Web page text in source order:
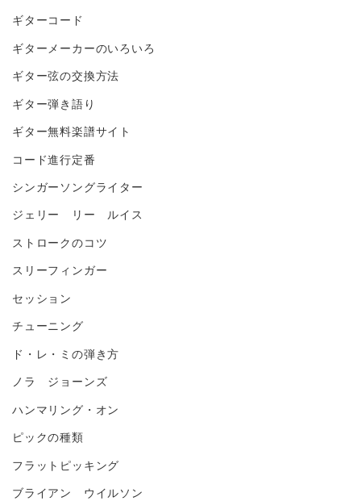
ギターコード
ギターメーカーのいろいろ
ギター弦の交換方法
ギター弾き語り
ギター無料楽譜サイト
コード進行定番
シンガーソングライター
ジェリー リー ルイス
ストロークのコツ
スリーフィンガー
セッション
チューニング
ド・レ・ミの弾き方
ノラ ジョーンズ
ハンマリング・オン
ピックの種類
フラットピッキング
ブライアン ウイルソン